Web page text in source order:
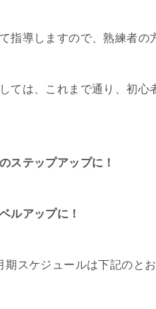
指導しますので、熟練者の
ては、これまで通り、初心
ステップアップに！
ルアップに！
期スケジュールは下記のとお